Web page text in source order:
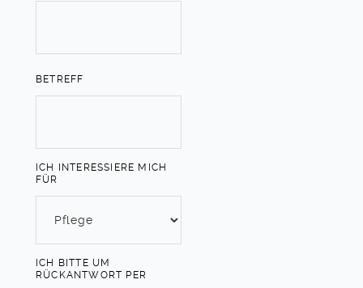
BETREFF
ICH INTERESSIERE MICH
FÜR
ICH BITTE UM
RÜCKANTWORT PER